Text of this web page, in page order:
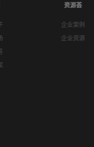
资源荟
企业案例
企业资源